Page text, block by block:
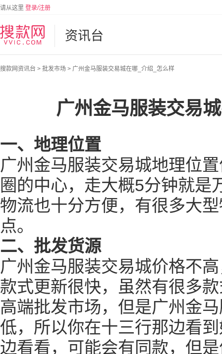
请从这里 登录/注册
资讯台
搜款网资讯台 > 批发市场 > 广州金马服装交易城在哪_介绍_怎么样
广州金马服装交易
一、地理位置
广州金马服装交易城地理位
圈的中心，走大概5分钟就是
物流也十分方便，有很多大
点。
二、批发货源
广州金马服装交易城价格不
款式更新很快，虽然有很多
高端批发市场，但是广州金
低，所以你在十三行那边看
边看看，可能会有同款，但